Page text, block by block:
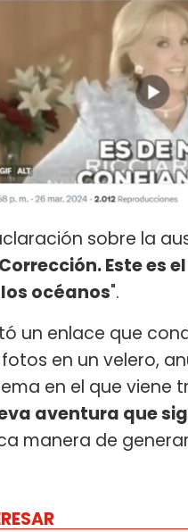
sobre la
Corrección. Este es
océanos".
un enlace que
en un velero,
en el que viene
aventura que
manera de